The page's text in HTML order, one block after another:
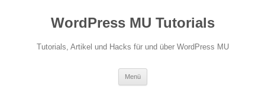
WordPress MU Tutorials
Tutorials, Artikel und Hacks für und über WordPress MU
Menü